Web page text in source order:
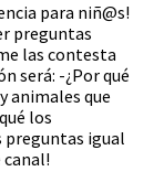
para niñ@s!
preguntas
las contesta
será: -¿Por qué
animales que
los
preguntas igual
canal!